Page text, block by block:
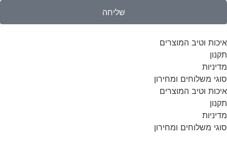
שליחה
איכות וטיב המוצרים
תקנון
מדיניות
סוגי משלוחים ומחירון
איכות וטיב המוצרים
תקנון
מדיניות
סוגי משלוחים ומחירון